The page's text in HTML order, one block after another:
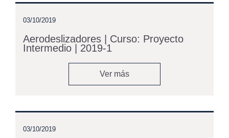
03/10/2019
Aerodeslizadores | Curso: Proyecto
Intermedio | 2019-1
Ver más
03/10/2019